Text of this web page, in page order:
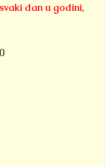
dan u godini,